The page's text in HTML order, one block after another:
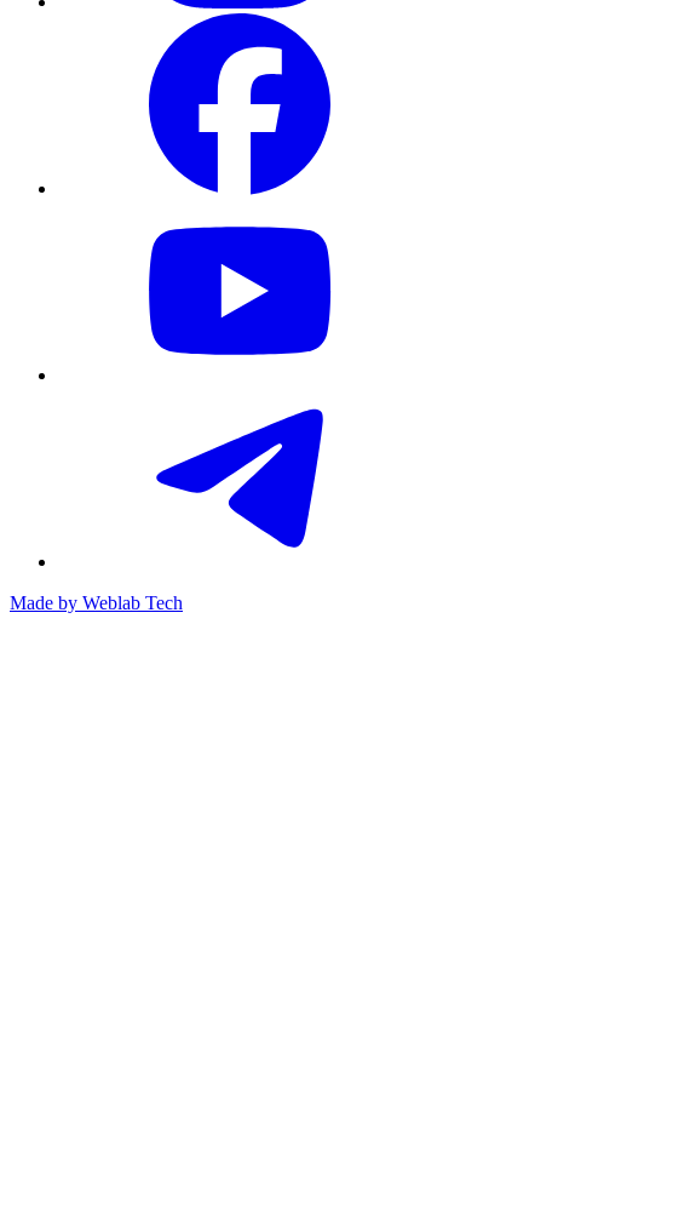
Made by Weblab Tech